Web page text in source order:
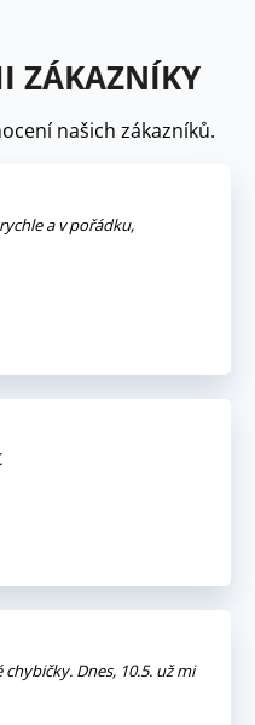
ZÁKAZNÍKY
našich zákazníků.
a v pořádku,
Dnes, 10.5. už mi